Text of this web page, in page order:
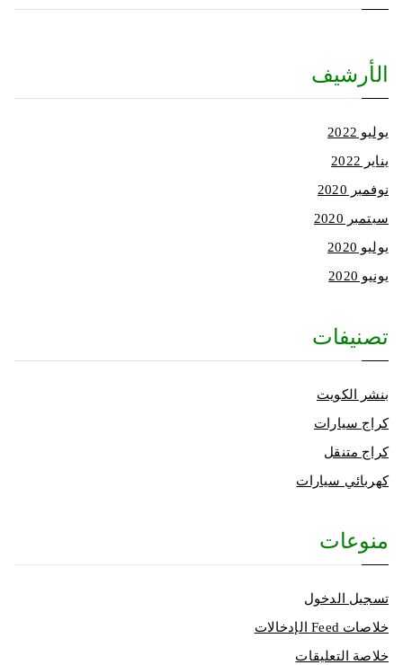
الأرشيف
يوليو 2022
يناير 2022
نوفمبر 2020
سبتمبر 2020
يوليو 2020
يونيو 2020
تصنيفات
بنشر الكويت
كراج سيارات
كراج متنقل
كهربائي سيارات
منوعات
تسجيل الدخول
خلاصات Feed الإدخالات
خلاصة التعليقات